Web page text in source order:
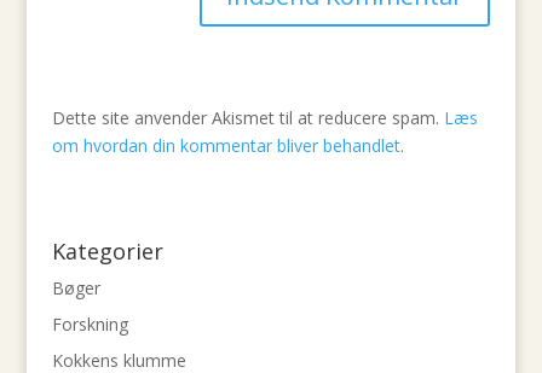
Dette site anvender Akismet til at reducere spam. Læs
om hvordan din kommentar bliver behandlet.
Kategorier
Bøger
Forskning
Kokkens klumme